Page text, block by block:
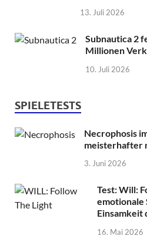
13. Juli 2026
Subnautica 2
Millionen
10. Juli 2026
SPIELETESTS
Necrophosis
meisterhafter
3. Juni 2026
Test: Will:
emotionale
Einsamkeit
16. Mai 2026